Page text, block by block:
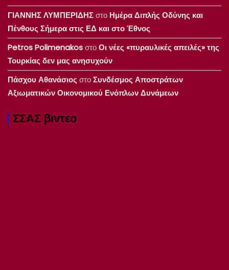
ΓΙΑΝΝΗΣ ΛΥΜΠΕΡΙΔΗΣστο Ημέρα Διπλής Οδύνης και
Πένθους Σήμερα στις ΕΔ και στο Έθνος
Petros PolimenakosστοΟι νέες «πυραυλικές απειλές» της
Τουρκίας δεν μας ανησυχούν
Πάσχου Αθανάσιος στοΣυνδέσμος Αποστράτων
Αξιωματικών Οικονομικού Ενόπλων Δυνάμεων
ΣΣΑΣ βιντεο